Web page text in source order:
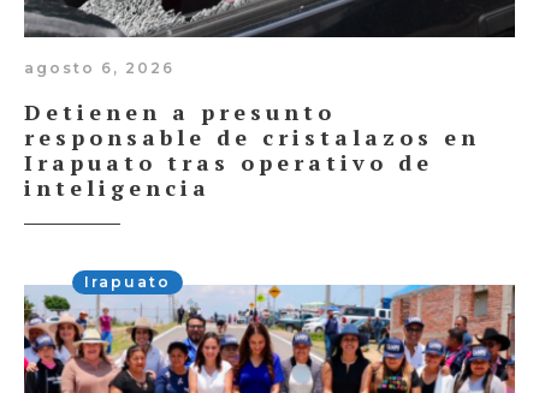
agosto 6, 2026
Detienen a presunto
responsable de cristalazos en
Irapuato tras operativo de
inteligencia
Irapuato